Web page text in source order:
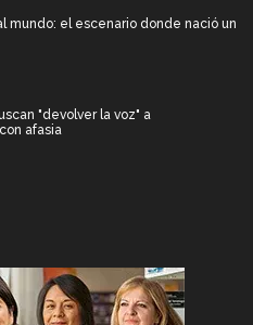
mundo: el escenario donde nació un
"devolver la voz" a
afasia